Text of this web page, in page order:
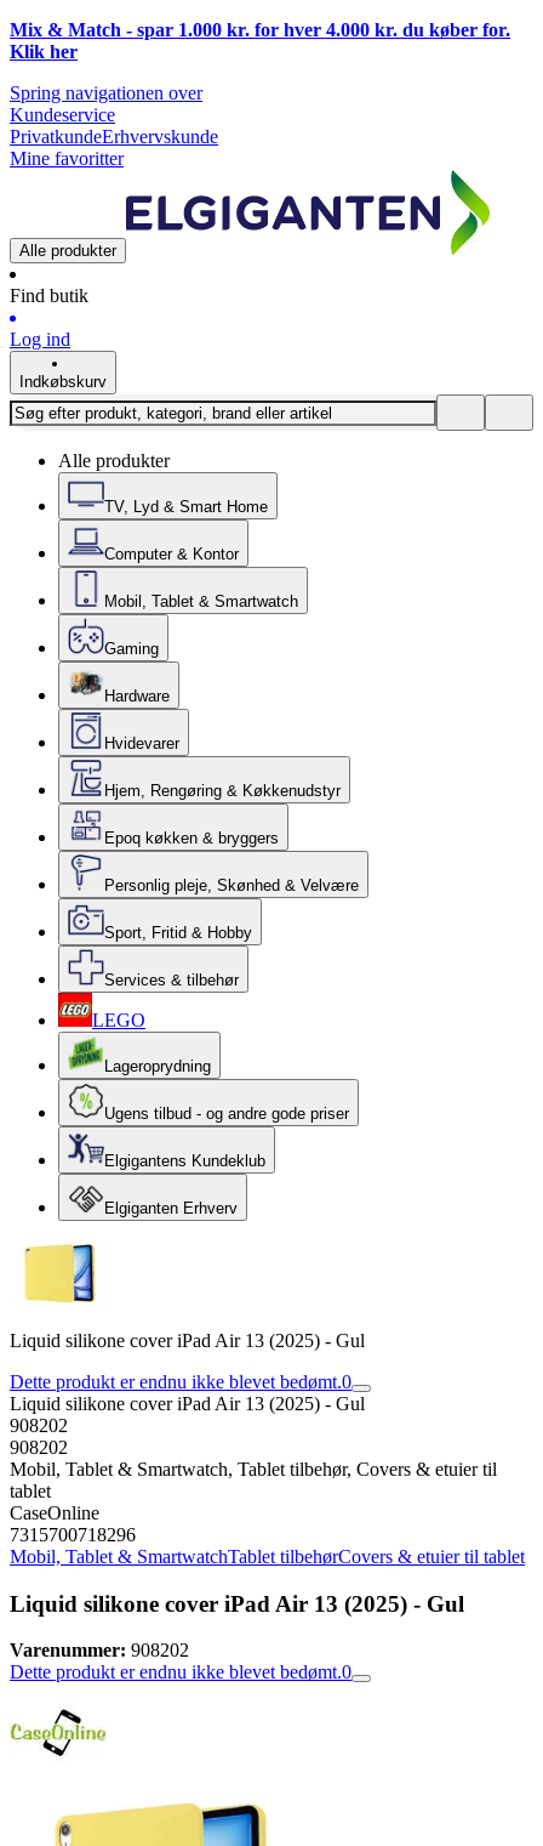
Mix & Match - spar 1.000 kr. for hver 4.000 kr. du køber for.
Klik her
Spring navigationen over
Kundeservice
PrivatkundeErhvervskunde
Mine favoritter
Alle produkter
Find butik
Log ind
Indkøbskurv
Alle produkter
TV, Lyd & Smart Home
Computer & Kontor
Mobil, Tablet & Smartwatch
Gaming
Hardware
Hvidevarer
Hjem, Rengøring & Køkkenudstyr
Epoq køkken & bryggers
Personlig pleje, Skønhed & Velvære
Sport, Fritid & Hobby
Services & tilbehør
LEGO
Lageroprydning
Ugens tilbud - og andre gode priser
Elgigantens Kundeklub
Elgiganten Erhverv
Liquid silikone cover iPad Air 13 (2025) - Gul
Dette produkt er endnu ikke blevet bedømt.0
Liquid silikone cover iPad Air 13 (2025) - Gul
908202
908202
Mobil, Tablet & Smartwatch, Tablet tilbehør, Covers & etuier til
tablet
CaseOnline
7315700718296
Mobil, Tablet & SmartwatchTablet tilbehørCovers & etuier til tablet
Liquid silikone cover iPad Air 13 (2025) - Gul
Varenummer: 908202
Dette produkt er endnu ikke blevet bedømt.0